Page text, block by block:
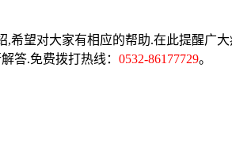
,希望对大家有相应的帮助.在此提醒广
答.免费拨打热线： 0532-86177729。